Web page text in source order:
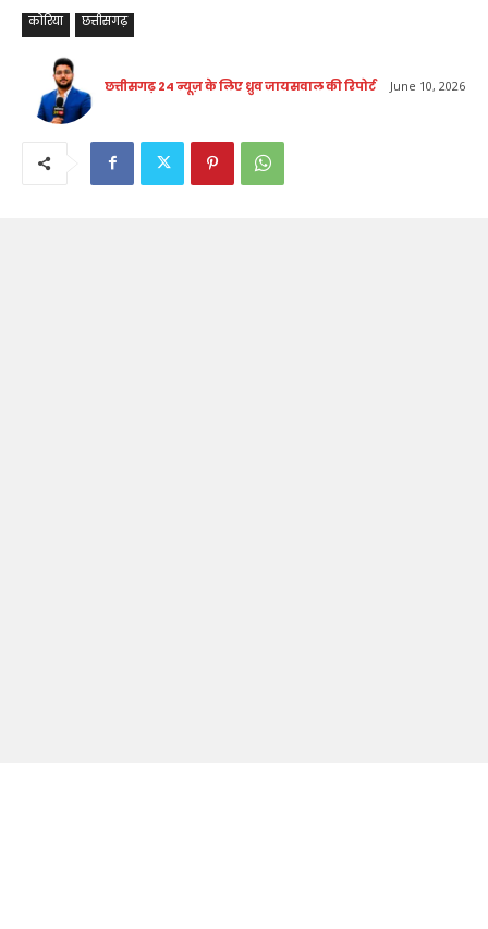
कोरिया छत्तीसगढ़
छत्तीसगढ़ 24 न्यूज़ के लिए ध्रुव जायसवाल की रिपोर्ट June 10, 2026